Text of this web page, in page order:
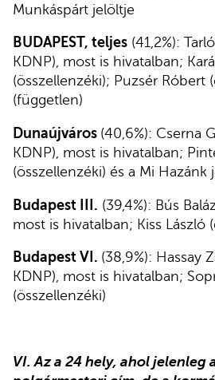
Munkáspárt jelöltje
BUDAPEST, teljes (41,2%):
KDNP), most is hivatalban;
(összellenzéki); Puzsér Róbert
(független)
Dunaújváros (40,6%): Cserna
KDNP), most is hivatalban;
(összellenzéki) és a Mi Hazánk
Budapest III. (39,4%): Bús
most is hivatalban; Kiss László
Budapest VI. (38,9%): Hassay
KDNP), most is hivatalban;
(összellenzéki)
VI. Az a 24 hely, ahol jelenleg